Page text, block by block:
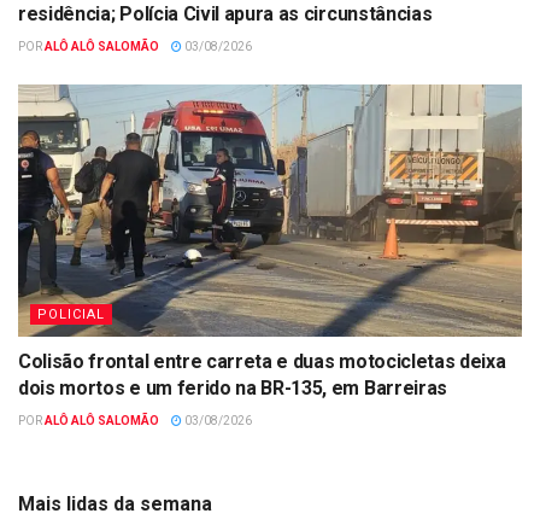
residência; Polícia Civil apura as circunstâncias
PORALÔ ALÔ SALOMÃO 03/08/2026
POLICIAL
Colisão frontal entre carreta e duas motocicletas deixa
dois mortos e um ferido na BR-135, em Barreiras
PORALÔ ALÔ SALOMÃO 03/08/2026
Mais lidas da semana